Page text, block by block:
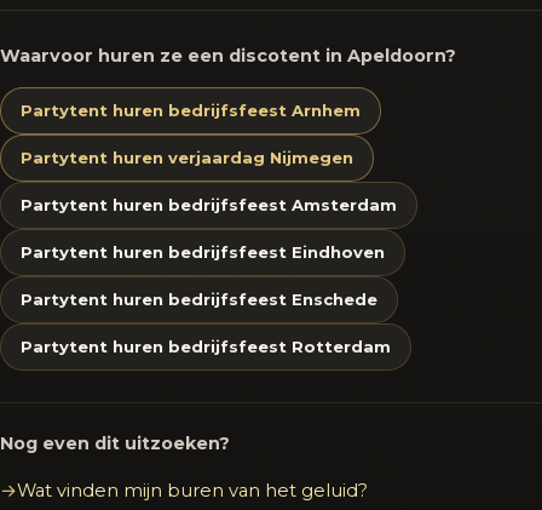
Waarvoor huren ze een discotent in Apeldoorn?
Partytent huren bedrijfsfeest Arnhem
Partytent huren verjaardag Nijmegen
Partytent huren bedrijfsfeest Amsterdam
Partytent huren bedrijfsfeest Eindhoven
Partytent huren bedrijfsfeest Enschede
Partytent huren bedrijfsfeest Rotterdam
Nog even dit uitzoeken?
Wat vinden mijn buren van het geluid?